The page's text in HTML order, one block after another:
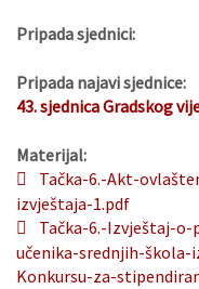
Pripada sjednici:
Pripada najavi sjednice:
43. sjednica Gradskog
Materijal:
Tačka-6.-Akt-
izvještaja-1.pdf
Tačka-6.-Izvještaj-
učenika-srednjih-škola-
Konkursu-za-